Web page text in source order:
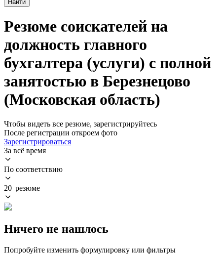
Найти
Резюме соискателей на
должность главного
бухгалтера (услуги) с полной
занятостью в Березнецово
(Московская область)
Чтобы видеть все резюме, зарегистрируйтесь
После регистрации откроем фото
Зарегистрироваться
За всё время
По соответствию
20 резюме
Ничего не нашлось
Попробуйте изменить формулировку или фильтры